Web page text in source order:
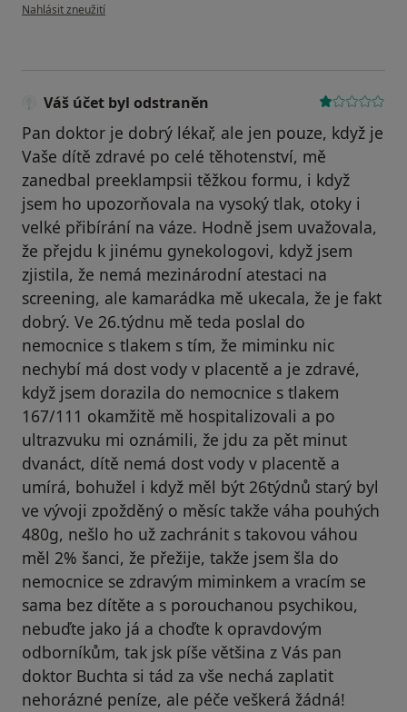
podle názoru uživatele Váš účet byl odstraněn
Nahlásit zneužití
Váš účet byl odstraněn
Pan doktor je dobrý lékař, ale jen pouze, když je
Vaše dítě zdravé po celé těhotenství, mě
zanedbal preeklampsii těžkou formu, i když
jsem ho upozorňovala na vysoký tlak, otoky i
velké přibírání na váze. Hodně jsem uvažovala,
že přejdu k jinému gynekologovi, když jsem
zjistila, že nemá mezinárodní atestaci na
screening, ale kamarádka mě ukecala, že je fakt
dobrý. Ve 26.týdnu mě teda poslal do
nemocnice s tlakem s tím, že miminku nic
nechybí má dost vody v placentě a je zdravé,
když jsem dorazila do nemocnice s tlakem
167/111 okamžitě mě hospitalizovali a po
ultrazvuku mi oznámili, že jdu za pět minut
dvanáct, dítě nemá dost vody v placentě a
umírá, bohužel i když měl být 26týdnů starý byl
ve vývoji zpožděný o měsíc takže váha pouhých
480g, nešlo ho už zachránit s takovou váhou
měl 2% šanci, že přežije, takže jsem šla do
nemocnice se zdravým miminkem a vracím se
sama bez dítěte a s porouchanou psychikou,
nebuďte jako já a choďte k opravdovým
odborníkům, tak jsk píše většina z Vás pan
doktor Buchta si tád za vše nechá zaplatit
nehorázné peníze, ale péče veškerá žádná!